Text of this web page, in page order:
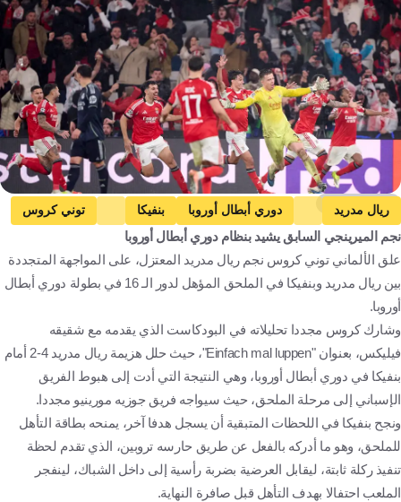
Getty Images
ريال مدريد دوري أبطال أوروبا بنفيكا
توني كروس
إسبانيا
البرتغال ألمانيا كرة قدم
نجم الميرينجي السابق يشيد بنظام دوري أبطال أوروبا
علق الألماني توني كروس نجم ريال مدريد المعتزل، على المواجهة المتجددة
بين ريال مدريد وبنفيكا في الملحق المؤهل لدور الـ 16 في بطولة دوري أبطال
أوروبا.
وشارك كروس مجددا تحليلاته في البودكاست الذي يقدمه مع شقيقه
فيليكس، بعنوان "Einfach mal luppen"، حيث حلل هزيمة ريال مدريد 4-2 أمام
بنفيكا في دوري أبطال أوروبا، وهي النتيجة التي أدت إلى هبوط الفريق
الإسباني إلى مرحلة الملحق، حيث سيواجه فريق جوزيه مورينيو مجددا.
ونجح بنفيكا في اللحظات المتبقية أن يسجل هدفا آخر، يمنحه بطاقة التأهل
للملحق، وهو ما أدركه بالفعل عن طريق حارسه تروبين، الذي تقدم لحظة
تنفيذ ركلة ثابتة، ليقابل العرضية بضربة رأسية إلى داخل الشباك، لينفجر
الملعب احتفالا بهدف التأهل قبل صافرة النهاية.